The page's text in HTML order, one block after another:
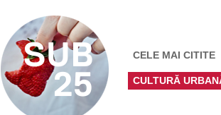
CELE MAI CITITE
CULTURĂ